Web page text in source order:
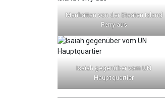
Manhattan von der Staaten Island
Ferry aus
Isaiah gegenüber vom UN
Hauptquartier